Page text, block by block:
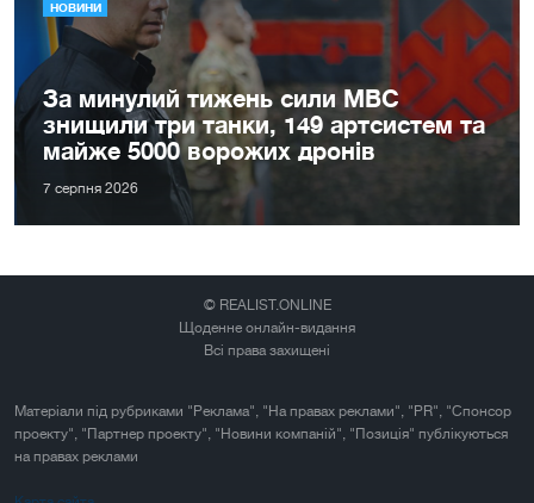
НОВИНИ
За минулий тижень сили МВС
знищили три танки, 149 артсистем та
майже 5000 ворожих дронів
7 серпня 2026
© REALIST.ONLINE
Щоденне онлайн-видання
Всі права захищені
Матеріали під рубриками "Реклама", "На правах реклами", "PR", "Спонсор
проекту", "Партнер проекту", "Новини компаній", "Позиція" публікуються
на правах реклами